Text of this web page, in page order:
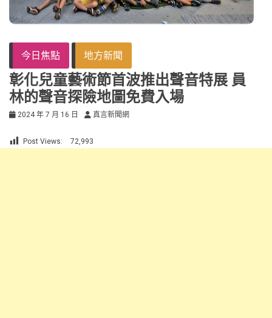
今日焦點 地方新聞
彰化兒童藝術節首波推出聲音特展 員
林的聲音探險地圖免費入場
2024 年 7 月 16 日 真言新聞網
Post Views: 72,993